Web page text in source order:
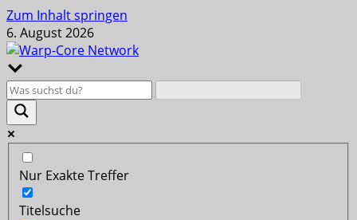
Zum Inhalt springen
6. August 2026
Nur Exakte Treffer
Titelsuche